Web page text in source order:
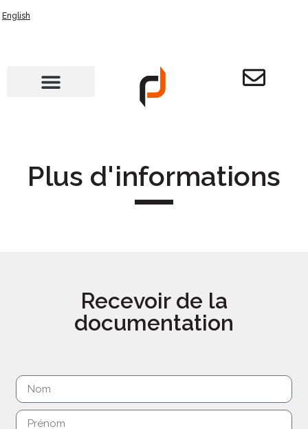
English
Plus d'informations
Recevoir de la
documentation